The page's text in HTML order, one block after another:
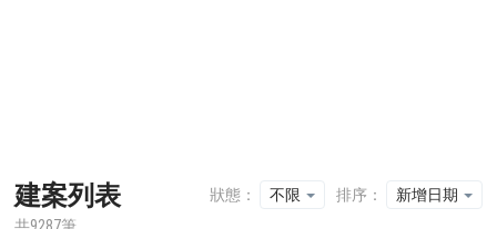
建案列表 狀態： 不限 排序： 新增日期